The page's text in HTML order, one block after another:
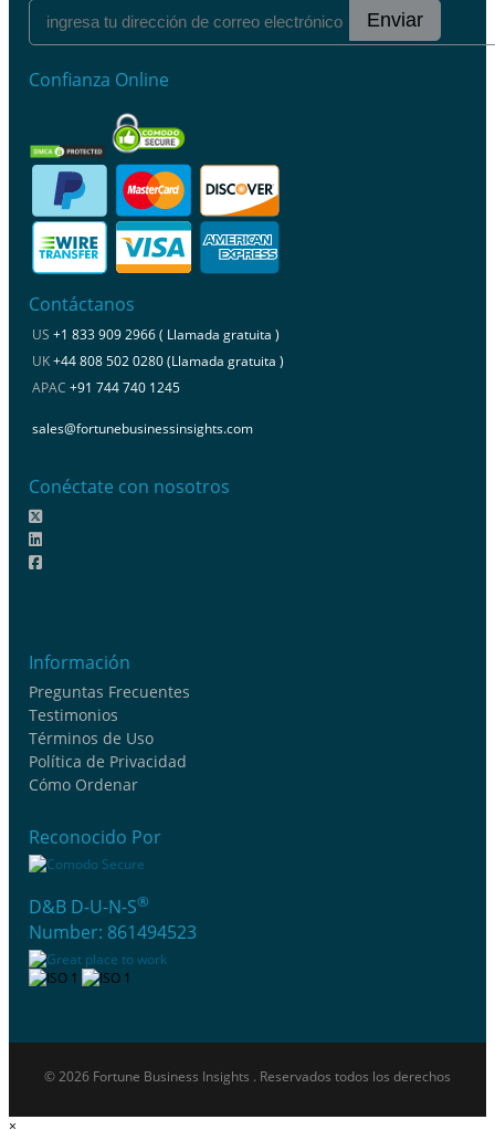
Enviar
Confianza Online
Contáctanos
US +1 833 909 2966 ( Llamada gratuita )
UK+44 808 502 0280 (Llamada gratuita )
APAC +91 744 740 1245
sales@fortunebusinessinsights.com
Conéctate con nosotros
Información
Preguntas Frecuentes
Testimonios
Términos de Uso
Política de Privacidad
Cómo Ordenar
Reconocido Por
D&B D-U-N-S®
Number: 861494523
© 2026 Fortune Business Insights . Reservados todos los derechos
×